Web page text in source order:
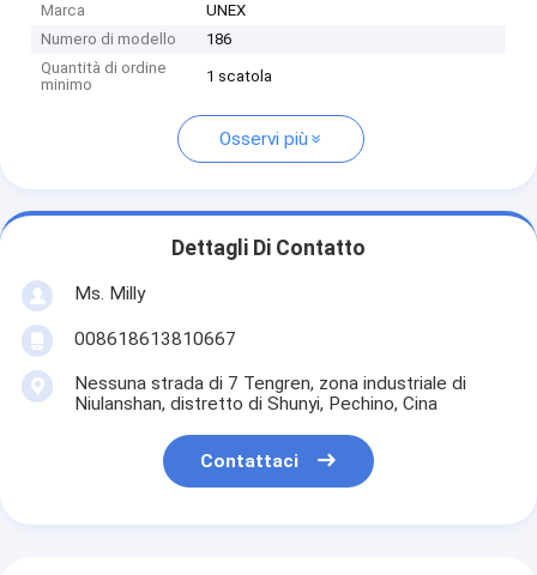
Marca
UNEX
Numero di modello
186
Quantità di ordine
minimo
1 scatola
Osservi più
Dettagli Di Contatto
Ms. Milly
008618613810667
Nessuna strada di 7 Tengren, zona industriale di
Niulanshan, distretto di Shunyi, Pechino, Cina
Contattaci